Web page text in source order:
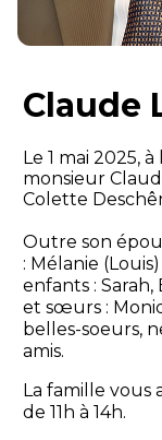
Claude
Le 1 mai 2025,
monsieur
Colette
Outre son
: Mélanie
enfants :
et sœurs :
belles-soeurs,
amis.
La famille vous
de 11h à 14h.